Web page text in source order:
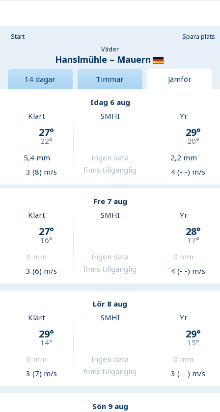
Start
Spara plats
Väder
Hanslmühle – Mauern
14 dagar Timmar Jämför
Idag 6 aug
Klart
27°
22°
5,4mm
3 (8) m/s
SMHI
Ingen data
finns tillgänglig
Yr
29°
20°
2,2 mm
4 (- -) m/s
Fre 7 aug
Klart
27°
16°
0 mm
3 (6) m/s
SMHI
Ingen data
finns tillgänglig
Yr
28°
17°
0 mm
4 (- -) m/s
Lör 8 aug
Klart
29°
14°
0 mm
3 (7) m/s
SMHI
Ingen data
finns tillgänglig
Yr
29°
15°
0 mm
3 (- -) m/s
Sön 9 aug